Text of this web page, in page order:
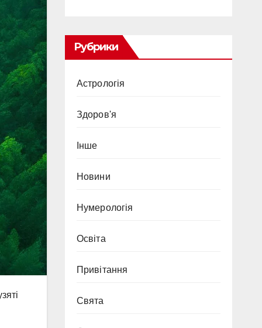
Рубрики
Астрологія
Здоров'я
Інше
Новини
Нумерологія
Освіта
Привітання
Свята